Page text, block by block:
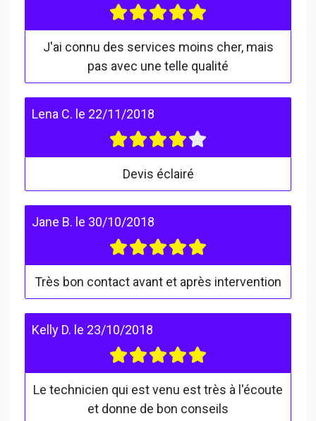
J'ai connu des services moins cher, mais
pas avec une telle qualité
Lena C. le 22/11/2018
Devis éclairé
Jane B. le 30/10/2018
Très bon contact avant et après intervention
Kelly D. le 23/10/2018
Le technicien qui est venu est très à l'écoute
et donne de bon conseils